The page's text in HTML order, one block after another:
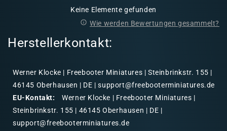
Keine Elemente gefunden
Wie werden Bewertungen gesammelt?
Herstellerkontakt:
Werner Klocke | Freebooter Miniatures | Steinbrinkstr. 155 |
46145 Oberhausen | DE | support@freebooterminiatures.de
EU-Kontakt:
Werner Klocke | Freebooter Miniatures |
Steinbrinkstr. 155 | 46145 Oberhausen | DE |
support@freebooterminiatures.de